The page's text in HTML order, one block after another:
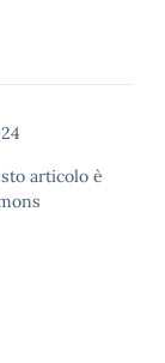
articolo è